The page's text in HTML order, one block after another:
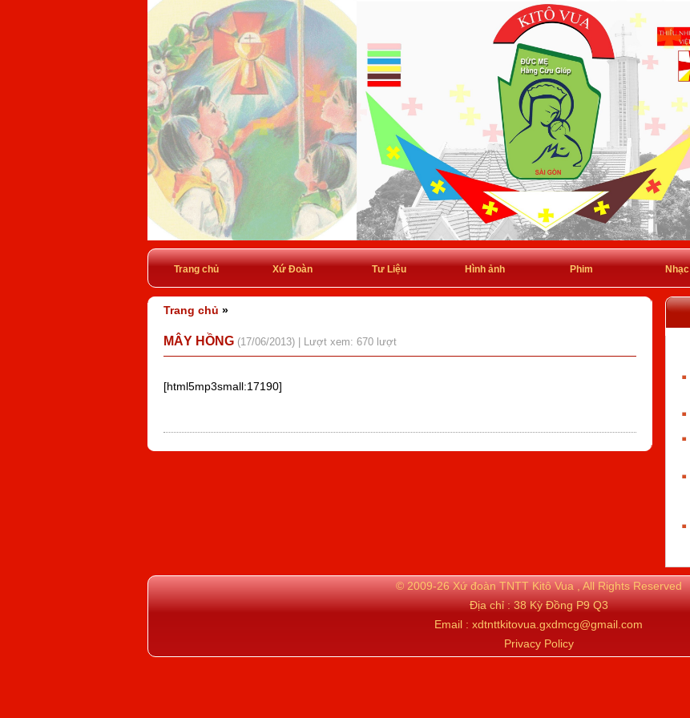
Trang chủ Xứ Đoàn Tư Liệu Hình ảnh Phim Nhạc
Trang chủ »
MÂY HỒNG (17/06/2013) | Lượt xem: 670 lượt
[html5mp3small:17190]
© 2009-26 Xứ đoàn TNTT Kitô Vua , All Rights Reserved
Địa chỉ : 38 Kỳ Đồng P9 Q3
Email : xdtnttkitovua.gxdmcg@gmail.com
Privacy Policy